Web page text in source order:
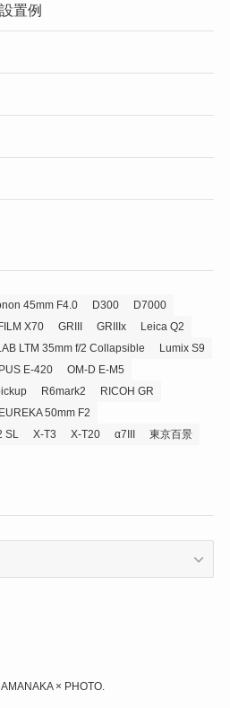
置例
45mm F4.0 D300
D7000
X70 GRIII GRIIIx
Leica Q2
LTM 35mm f/2 Collapsible
Lumix S9
E-420
OM-D E-M5
R6mark2
RICOH GR
50mm F2
SL
X-T3 X-T20 α7III 東京百景
× PHOTO.